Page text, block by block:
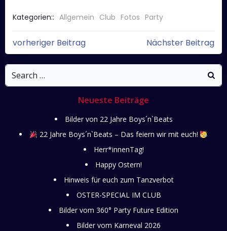
Kategorien:: Allgemein Club Fotos Party
Post
navigation
vorheriger Beitrag
PostNächster Beitrag
Search
for:
Neueste Beiträge
Bilder von 22 Jahre Boys´n`Beats
22 Jahre Boys´n`Beats – Das feiern wir mit euch!
Herr*innenTag!
Happy Ostern!
Hinweis für euch zum Tanzverbot
OSTER-SPECIAL IM CLUB
Bilder vom 360° Party Future Edition
Bilder vom Karneval 2026